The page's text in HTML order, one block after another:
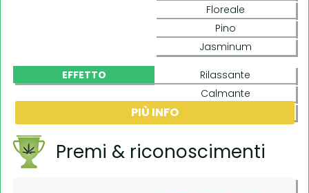
Floreale
Pino
Jasminum
EFFETTO
Rilassante
Calmante
PIÙ INFO
Premi & riconoscimenti